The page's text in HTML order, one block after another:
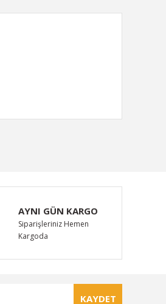
AYNI GÜN KARGO
Siparişleriniz Hemen
Kargoda
KAYDET